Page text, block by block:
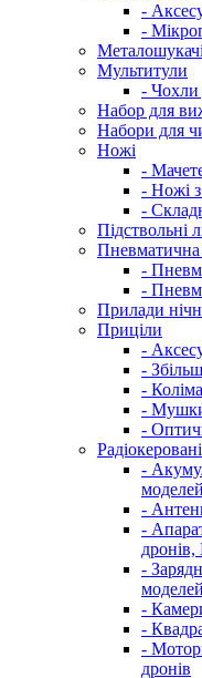
-
-
Металошукачі
Мультитули
- Чохли
Набор для
Набори для
Ножі
-
- Ножі
-
Підствольні
Пневматична
-
-
Прилади
Приціли
-
-
-
- Мушки
-
-
моделей
-
-
-
моделей
-
-
-
дронів